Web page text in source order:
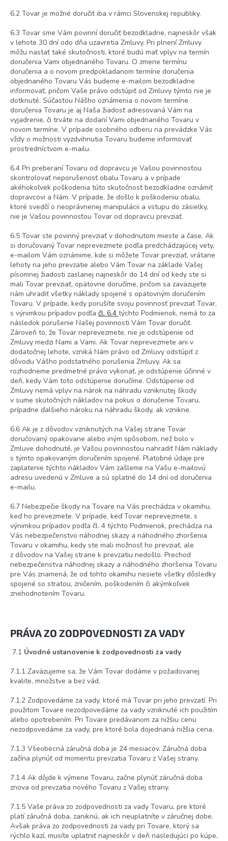
6.2 Tovar je možné doručiť iba v rámci Slovenskej republiky.
6.3 Tovar sme Vám povinní doručiť bezodkladne, najneskôr však
v lehote 30 dní odo dňa uzavretia Zmluvy. Pri plnení Zmluvy
môžu nastať také skutočnosti, ktoré budú mať vplyv na termín
doručenia Vami objednaného Tovaru. O zmene termínu
doručenia a o novom predpokladanom termíne doručenia
objednaného Tovaru Vás budeme e-mailom bezodkladne
informovať, pričom Vaše právo odstúpiť od Zmluvy týmto nie je
dotknuté. Súčasťou Nášho oznámenia o novom termíne
doručenia Tovaru je aj Naša žiadosť adresovaná Vám na
vyjadrenie, či trváte na dodaní Vami objednaného Tovaru v
novom termíne. V prípade osobného odberu na prevádzke Vás
vždy o možnosti vyzdvihnutia Tovaru budeme informovať
prostredníctvom e-mailu.
6.4 Pri preberaní Tovaru od dopravcu je Vašou povinnosťou
skontrolovať neporušenosť obalu Tovaru a v prípade
akéhokoľvek poškodenia túto skutočnosť bezodkladne oznámiť
dopravcovi a Nám. V prípade, že došlo k poškodeniu obalu,
ktoré svedčí o neoprávnenej manipulácii a vstupu do zásielky,
nie je Vašou povinnosťou Tovar od dopravcu prevziať.
6.5 Tovar ste povinný prevziať v dohodnutom mieste a čase. Ak
si doručovaný Tovar neprevezmete podľa predchádzajúcej vety,
e-mailom Vám oznámime, kde si môžete Tovar prevziať, vrátane
lehoty na jeho prevzatie alebo Vám Tovar na základe Vašej
písomnej žiadosti zaslanej najneskôr do 14 dní od kedy ste si
mali Tovar prevziať, opätovne doručíme, pričom sa zaväzujete
nám uhradiť všetky náklady spojené s opätovným doručením
Tovaru. V prípade, kedy porušíte svoju povinnosť prevziať Tovar,
s výnimkou prípadov podľa čl. 6.4 týchto Podmienok, nemá to za
následok porušenie Našej povinnosti Vám Tovar doručiť.
Zároveň to, že Tovar neprevezmete, nie je odstúpenie od
Zmluvy medzi Nami a Vami. Ak Tovar neprevezmete ani v
dodatočnej lehote, vzniká Nám právo od Zmluvy odstúpiť z
dôvodu Vášho podstatného porušenia Zmluvy. Ak sa
rozhodneme predmetné právo vykonať, je odstúpenie účinné v
deň, kedy Vám toto odstúpenie doručíme. Odstúpenie od
Zmluvy nemá vplyv na nárok na náhradu vzniknutej škody
v sume skutočných nákladov na pokus o doručenie Tovaru,
prípadne ďalšieho nároku na náhradu škody, ak vznikne.
6.6 Ak je z dôvodov vzniknutých na Vašej strane Tovar
doručovaný opakovane alebo iným spôsobom, než bolo v
Zmluve dohodnuté, je Vašou povinnosťou nahradiť Nám náklady
s týmto opakovaným doručením spojené. Platobné údaje pre
zaplatenie týchto nákladov Vám zašleme na Vašu e-mailovú
adresu uvedenú v Zmluve a sú splatné do 14 dní od doručenia
e-mailu.
6.7 Nebezpečie škody na Tovare na Vás prechádza v okamihu,
keď ho prevezmete. V prípade, keď Tovar neprevezmete, s
výnimkou prípadov podľa čl. 4 týchto Podmienok, prechádza na
Vás nebezpečenstvo náhodnej skazy a náhodného zhoršenia
Tovaru v okamihu, kedy ste mali možnosť ho prevziať, ale
z dôvodov na Vašej strane k prevzatiu nedošlo. Prechod
nebezpečenstva náhodnej skazy a náhodného zhoršenia Tovaru
pre Vás znamená, že od tohto okamihu nesiete všetky dôsledky
spojené so stratou, zničením, poškodením či akýmkoľvek
znehodnotením Tovaru.
PRÁVA ZO ZODPOVEDNOSTI ZA VADY
7.1 Úvodné ustanovenie k zodpovednosti za vady
7.1.1 Zaväzujeme sa, že Vám Tovar dodáme v požadovanej
kvalite, množstve a bez vád.
7.1.2 Zodpovedáme za vady, ktoré má Tovar pri jeho prevzatí. Pri
použitom Tovare nezodpovedáme za vady vzniknuté ich použitím
alebo opotrebením. Pri Tovare predávanom za nižšiu cenu
nezodpovedáme za vady, pre ktoré bola dojednaná nižšia cena.
7.1.3 Všeobecná záručná doba je 24 mesiacov. Záručná doba
začína plynúť od momentu prevzatia Tovaru z Vašej strany.
7.1.4 Ak dôjde k výmene Tovaru, začne plynúť záručná doba
znova od prevzatia nového Tovaru z Vašej strany.
7.1.5 Vaše práva zo zodpovednosti za vady Tovaru, pre ktoré
platí záručná doba, zaniknú, ak ich neuplatníte v záručnej dobe.
Avšak práva zo zodpovednosti za vady pri Tovare, ktorý sa
rýchlo kazí, musíte uplatniť najneskôr v deň nasledujúci po kúpe,